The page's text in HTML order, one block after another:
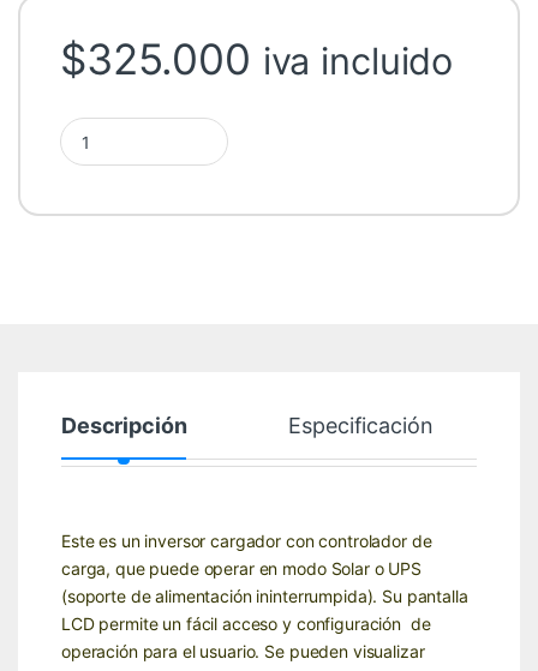
$325.000 iva incluido
Inversor Cargador 3000W 24V AXPERT VM2 Premium Plus
Descripción Especificación
Este es un inversor cargador con controlador de
carga, que puede operar en modo Solar o UPS
(soporte de alimentación ininterrumpida). Su pantalla
LCD permite un fácil acceso y configuración de
operación para el usuario. Se pueden visualizar